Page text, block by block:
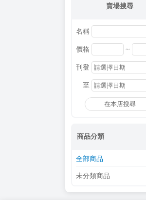
賣場搜尋
名稱
價格 ~
刊登
至
在本店搜尋
商品分類
全部商品
未分類商品